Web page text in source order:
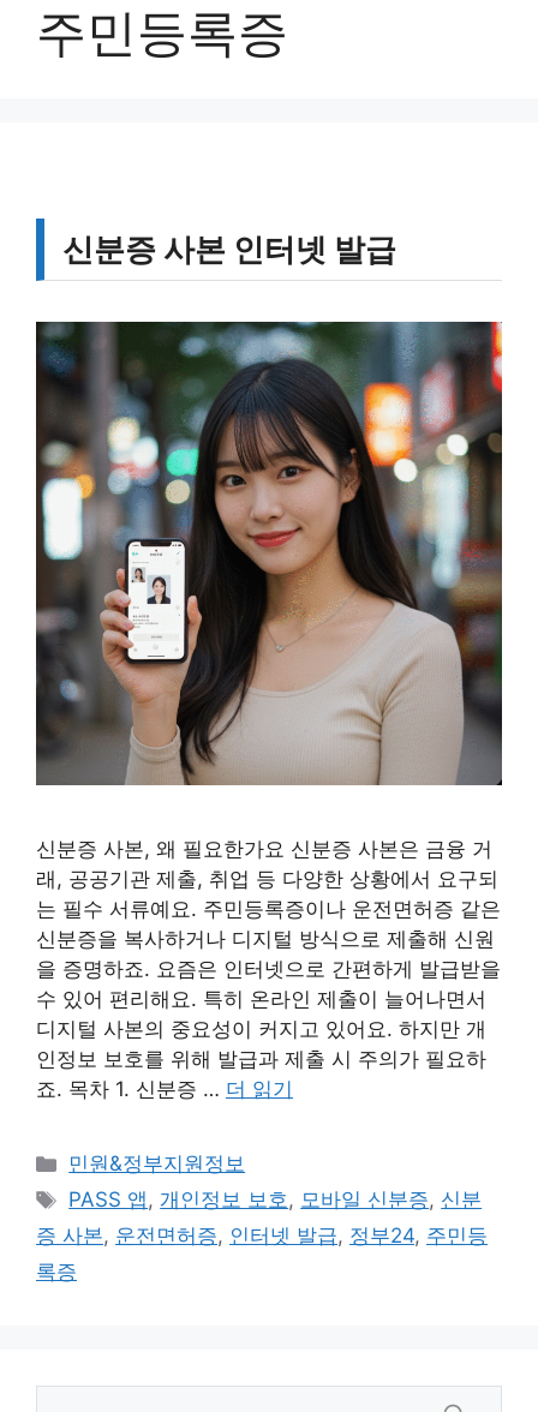
주민등록증
신분증 사본 인터넷 발급
신분증 사본, 왜 필요한가요 신분증 사본은 금융 거
래, 공공기관 제출, 취업 등 다양한 상황에서 요구되
는 필수 서류예요. 주민등록증이나 운전면허증 같은
신분증을 복사하거나 디지털 방식으로 제출해 신원
을 증명하죠. 요즘은 인터넷으로 간편하게 발급받을
수 있어 편리해요. 특히 온라인 제출이 늘어나면서
디지털 사본의 중요성이 커지고 있어요. 하지만 개
인정보 보호를 위해 발급과 제출 시 주의가 필요하
죠. 목차 1. 신분증 … 더 읽기
카
테
리
민원&정부지원정보
태
그
PASS 앱, 개인정보 보호, 모바일 신분증, 신분
증 사본, 운전면허증, 인터넷 발급, 정부24, 주민등
록증